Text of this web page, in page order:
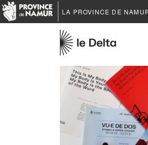
LA PROVINCE DE